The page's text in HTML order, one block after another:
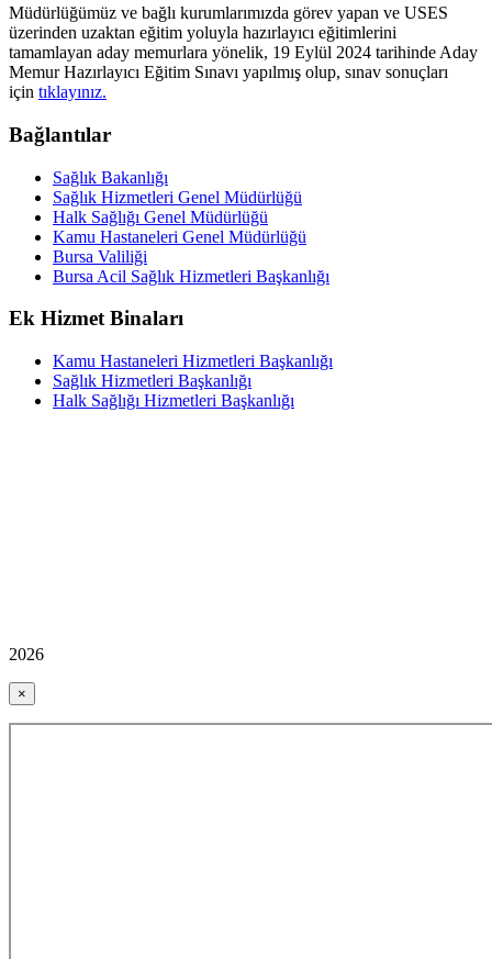
Müdürlüğümüz ve bağlı kurumlarımızda görev yapan ve USES
üzerinden uzaktan eğitim yoluyla hazırlayıcı eğitimlerini
tamamlayan aday memurlara yönelik, 19 Eylül 2024 tarihinde Aday
Memur Hazırlayıcı Eğitim Sınavı yapılmış olup, sınav sonuçları
için tıklayınız.
Bağlantılar
Sağlık Bakanlığı
Sağlık Hizmetleri Genel Müdürlüğü
Halk Sağlığı Genel Müdürlüğü
Kamu Hastaneleri Genel Müdürlüğü
Bursa Valiliği
Bursa Acil Sağlık Hizmetleri Başkanlığı
Ek Hizmet Binaları
Kamu Hastaneleri Hizmetleri Başkanlığı
Sağlık Hizmetleri Başkanlığı
Halk Sağlığı Hizmetleri Başkanlığı
2026
×